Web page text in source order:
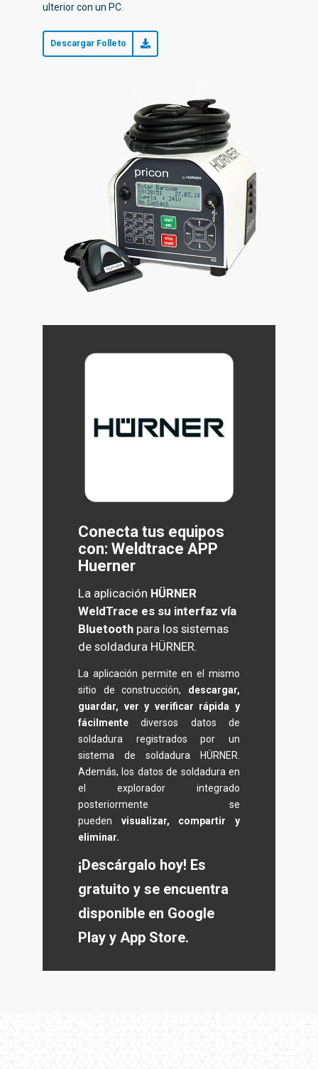
ulterior con un PC.
Descargar Folleto
Conecta tus equipos
con: Weldtrace APP
Huerner
La aplicación HÜRNER
WeldTrace es su interfaz vía
Bluetooth para los sistemas
de soldadura HÜRNER.
La aplicación permite en el mismo
sitio de construcción,
descargar,
guardar, ver y verificar rápida y
fácilmente
diversos datos de
soldadura registrados por un
sistema de soldadura HÜRNER.
Además, los datos de soldadura en
el explorador integrado
posteriormente se
pueden visualizar, compartir y
eliminar.
¡Descárgalo hoy! Es
gratuito y se encuentra
disponible en Google
Play y App Store.